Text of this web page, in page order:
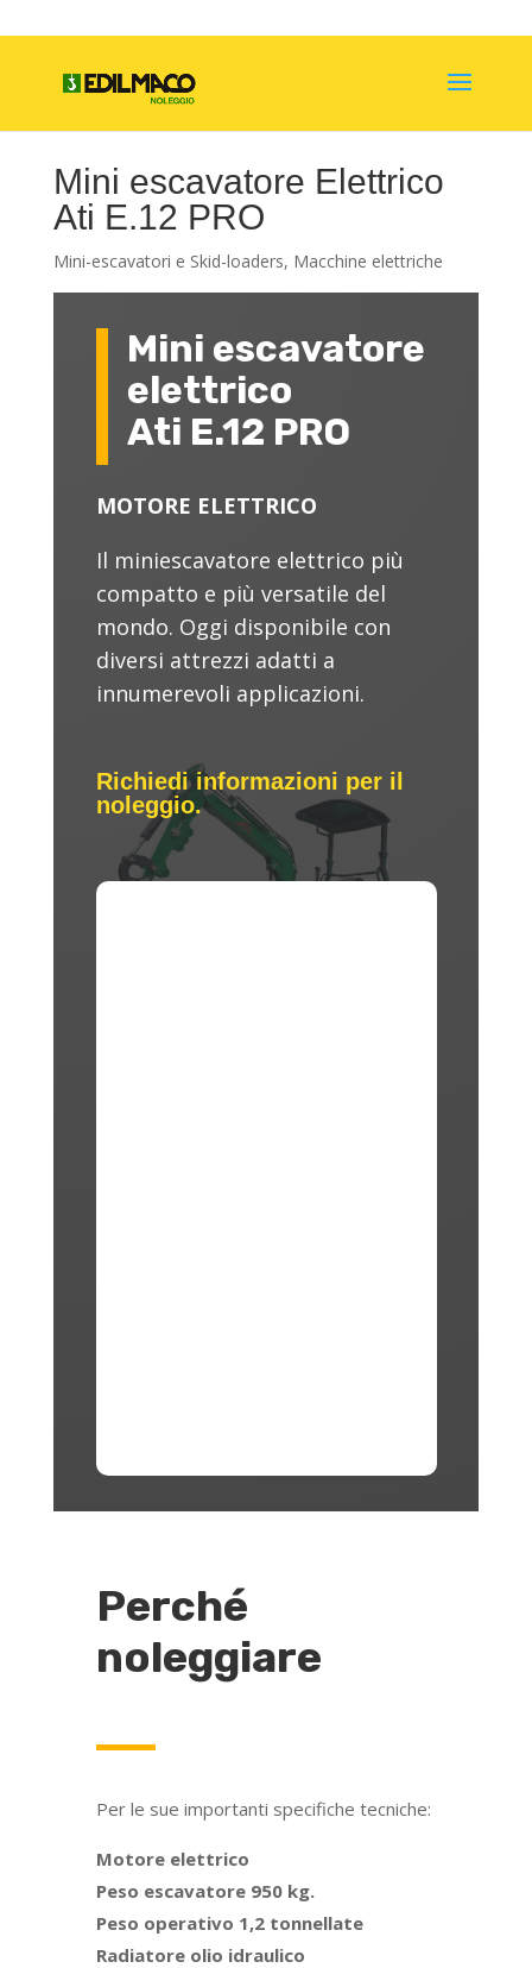
Mini escavatore Elettrico
Ati E.12 PRO
Mini-escavatori e Skid-loaders, Macchine elettriche
Mini escavatore
elettrico
Ati E.12 PRO
MOTORE ELETTRICO
Il miniescavatore elettrico più
compatto e più versatile del
mondo. Oggi disponibile con
diversi attrezzi adatti a
innumerevoli applicazioni.
Richiedi informazioni per il
noleggio.
Perché
noleggiare
Per le sue importanti specifiche tecniche:
Motore elettrico
Peso escavatore 950 kg.
Peso operativo 1,2 tonnellate
Radiatore olio idraulico